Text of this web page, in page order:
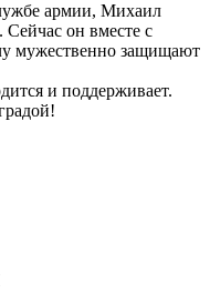
армии, Михаил
он вместе с
мужественно защищают
и поддерживает.